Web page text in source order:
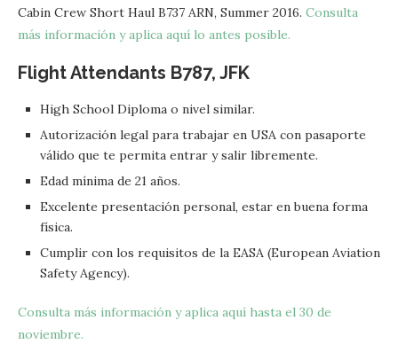
Cabin Crew Short Haul B737 ARN, Summer 2016. Consulta
más información y aplica aquí lo antes posible.
Flight Attendants B787, JFK
High School Diploma o nivel similar.
Autorización legal para trabajar en USA con pasaporte
válido que te permita entrar y salir libremente.
Edad mínima de 21 años.
Excelente presentación personal, estar en buena forma
física.
Cumplir con los requisitos de la EASA (European Aviation
Safety Agency).
Consulta más información y aplica aquí hasta el 30 de
noviembre.